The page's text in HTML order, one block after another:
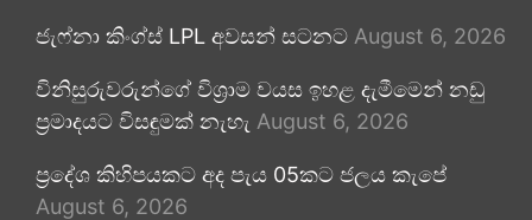
ජැෆ්නා කිංග්ස් LPL අවසන් සටනට August 6, 2026
විනිසුරුවරුන්ගේ විශ්‍රාම වයස ඉහළ දැමීමෙන් නඩු
ප්‍රමාදයට විසඳුමක් නැහැ August 6, 2026
ප්‍රදේශ කිහිපයකට අද පැය 05කට ජලය කැපේ
August 6, 2026